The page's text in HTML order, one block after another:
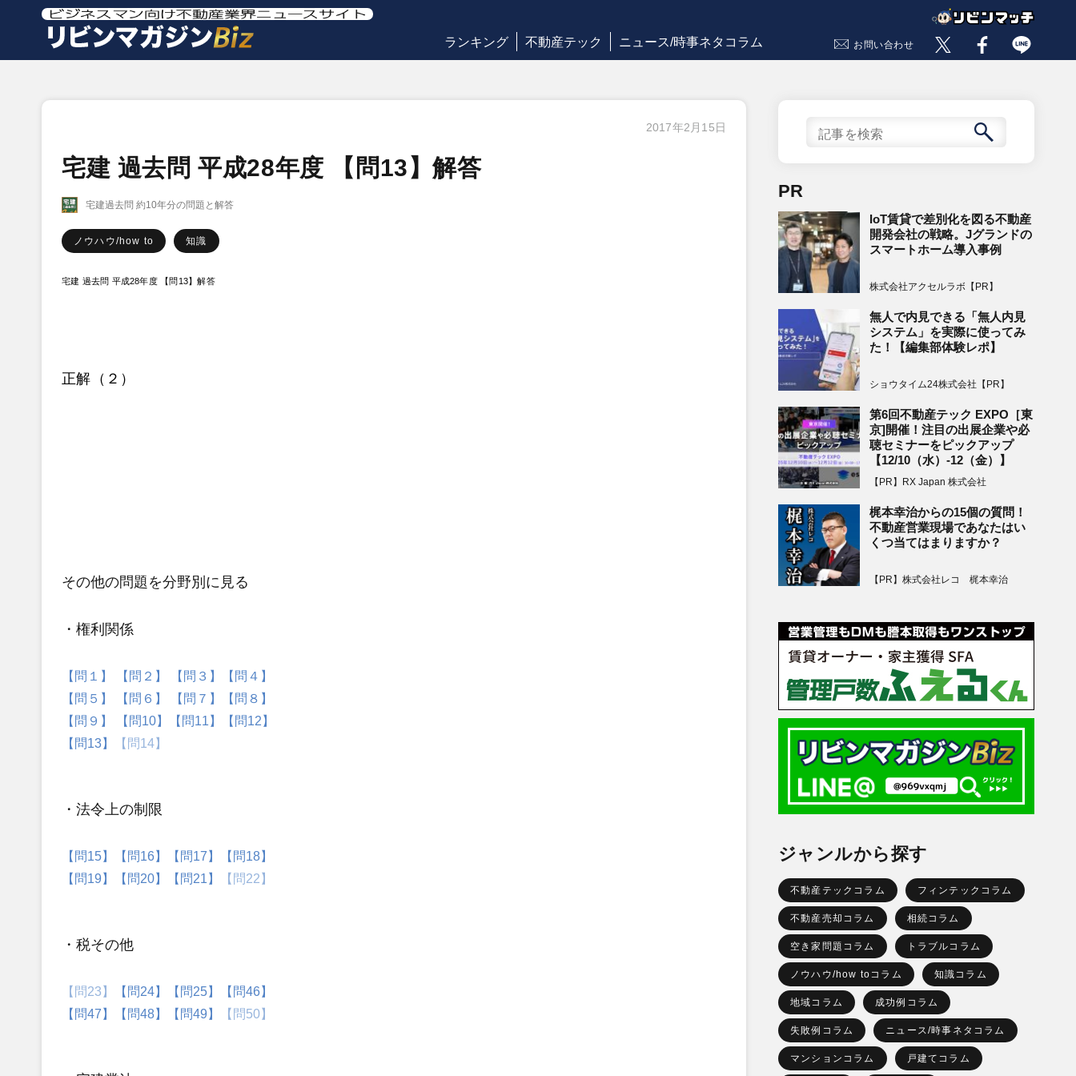
ランキング 不動産テック ニュース/時事ネタコラム お問い合わせ
2017年2月15日
宅建 過去問 平成28年度 【問13】解答
宅建過去問 約10年分の問題と解答
ノウハウ/how to 知識
宅建 過去問 平成28年度 【問13】解答
正解（２）
その他の問題 を分野別に見る
・権利関係
【問１】 【問２】 【問３】
【問４】
【問５】
【問６】 【問７】
【問８】
【問９】
【問10】 【問11】
【問12】
【問13】
【問14】
・法令上の制限
【問15】 【問16】 【問17】
【問18】
【問19】
【問20】 【問21】 【問22】
・税その他
【問23】 【問24】 【問25】
【問46】
【問47】
【問48】 【問49】 【問50】
PR
IoT賃貸で差別化を図る不動産
開発会社の戦略。Jグランドの
スマートホーム導入事例
株式会社アクセルラボ【PR】
無人で内見できる「無人内見
システム」を実際に使ってみ
た！【編集部体験レポ】
ショウタイム24株式会社【PR】
第6回不動産テック EXPO［東
京]開催！注目の出展企業や必
聴セミナーをピックアップ
【12/10（水）-12（金）】
【PR】RX Japan 株式会社
梶本幸治からの15個の質問！
不動産営業現場であなたはい
くつ当てはまりますか？
【PR】株式会社レコ 梶本幸治
ジャンルから探す
不動産テックコラム フィンテックコラム
不動産売却コラム 相続コラム
空き家問題コラム トラブルコラム
ノウハウ/how toコラム 知識コラム
地域コラム 成功例コラム
失敗例コラム ニュース/時事ネタコラム
マンションコラム 戸建てコラム